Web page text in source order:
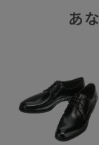
あ